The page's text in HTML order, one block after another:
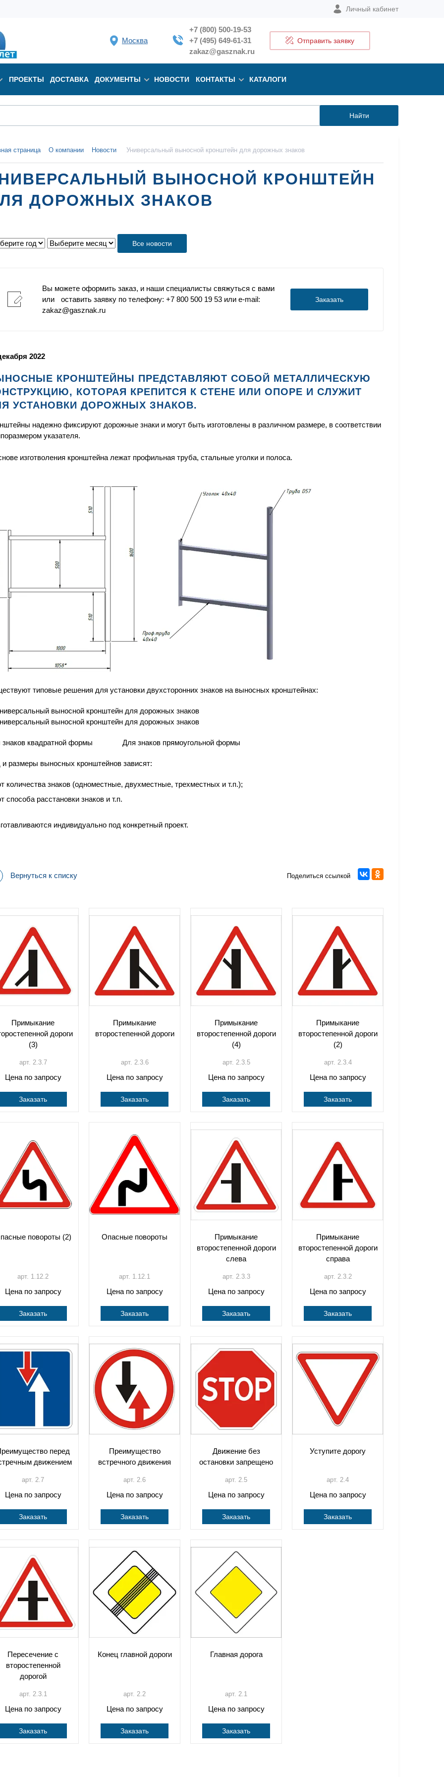
Личный кабинет
Москва
+7 (800) 500-19-53
+7 (495) 649-61-31
zakaz@gasznak.ru
Отправить заявку
ПРОЕКТЫ ДОСТАВКА ДОКУМЕНТЫ НОВОСТИ КОНТАКТЫ КАТАЛОГИ
Найти
страница О компании Новости Универсальный выносной кронштейн для дорожных знаков
ВЫНОСНОЙ КРОНШТЕЙН
ДОРОЖНЫХ ЗНАКОВ
Все новости
Вы можете оформить заказ, и наши специалисты свяжуться с вами
или оставить заявку по телефону: +7 800 500 19 53 или e-mail:
zakaz@gasznak.ru
Заказать
2022
КРОНШТЕЙНЫ ПРЕДСТАВЛЯЮТ СОБОЙ МЕТАЛЛИЧЕСКУЮ
КОТОРАЯ КРЕПИТСЯ К СТЕНЕ ИЛИ ОПОРЕ И СЛУЖИТ
УСТАНОВКИ ДОРОЖНЫХ ЗНАКОВ.
надежно фиксируют дорожные знаки и могут быть изготовлены в различном размере, в соответствии
указателя.
изготволения кронштейна лежат профильная труба, стальные уголки и полоса.
типовые решения для установки двухсторонних знаков на выносных кронштейнах:
знаков квадратной формы Для знаков прямоугольной формы
размеры выносных кронштейнов зависят:
количества знаков (одноместные, двухместные, трехместных и т.п.);
способа расстановки знаков и т.п.
индивидуально под конкретный проект.
Вернуться к списку Поделиться ссылкой
Примыкание
дороги
(3)
арт. 2.3.7
Цена по запросу
Заказать
Примыкание
второстепенной дороги
арт. 2.3.6
Цена по запросу
Заказать
Примыкание
второстепенной дороги
(4)
арт. 2.3.5
Цена по запросу
Заказать
Примыкание
второстепенной дороги
(2)
арт. 2.3.4
Цена по запросу
Заказать
повороты (2)
арт. 1.12.2
Цена по запросу
Заказать
Опасные повороты
арт. 1.12.1
Цена по запросу
Заказать
Примыкание
второстепенной дороги
слева
арт. 2.3.3
Цена по запросу
Заказать
Примыкание
второстепенной дороги
справа
арт. 2.3.2
Цена по запросу
Заказать
перед
движением
арт. 2.7
Цена по запросу
Заказать
Преимущество
встречного движения
арт. 2.6
Цена по запросу
Заказать
Движение без
остановки запрещено
арт. 2.5
Цена по запросу
Заказать
Уступите дорогу
арт. 2.4
Цена по запросу
Заказать
Пересечение с
второстепенной
дорогой
арт. 2.3.1
Цена по запросу
Заказать
Конец главной дороги
арт. 2.2
Цена по запросу
Заказать
Главная дорога
арт. 2.1
Цена по запросу
Заказать